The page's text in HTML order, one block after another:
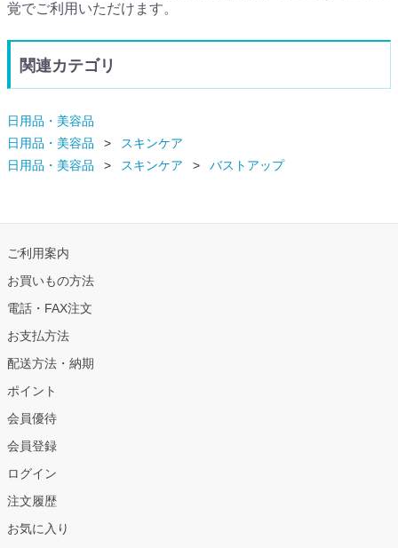
覚でご利用いただけます。
関連カテゴリ
日用品・美容品
日用品・美容品
スキンケア
日用品・美容品
スキンケア バストアップ
ご利用案内
お買いもの方法
電話・FAX注文
お支払方法
配送方法・納期
ポイント
会員優待
会員登録
ログイン
注文履歴
お気に入り